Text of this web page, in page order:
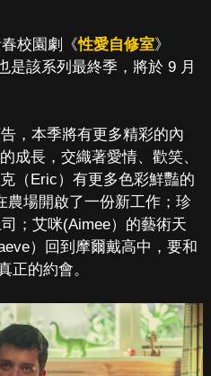
校園劇《性愛自修室》
是該系列最終季，將於 9 月
，本季將有更多精彩的內
成長，交織著愛情、歡笑、
（Eric）有更多色彩鮮豔的
農場開啟了一份新工作；珍
；艾咪(Aimee）的藝術天
）回到摩爾戴高中，要和
正的約會。